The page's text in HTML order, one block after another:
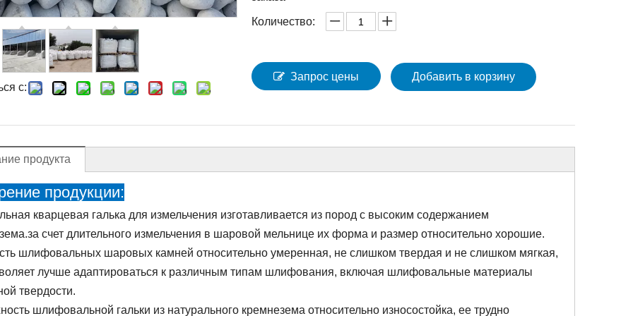
с:
Количество:
Запрос цены Добавить в корзину
продукта
продукции:
кварцевая галька для измельчения изготавливается из пород с высоким содержанием
счет длительного измельчения в шаровой мельнице их форма и размер относительно хорошие.
шлифовальных шаровых камней относительно умеренная, не слишком твердая и не слишком мягкая,
лучше адаптироваться к различным типам шлифования, включая шлифовальные материалы
твердости.
шлифовальной гальки из натурального кремнезема относительно износостойка, ее трудно